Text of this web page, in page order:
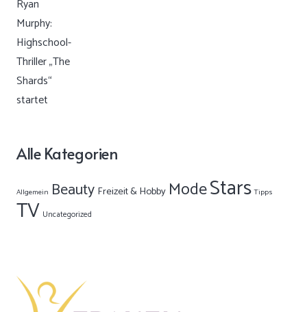
Alle Kategorien
Allgemein Beauty Freizeit & Hobby ModeStars Tipps
TV Uncategorized